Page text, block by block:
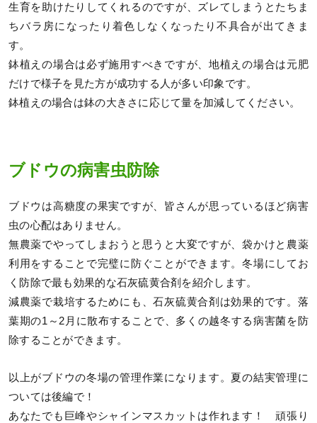
生育を助けたりしてくれるのですが、ズレてしまうとたちま
ちバラ房になったり着色しなくなったり不具合が出てきま
す。
鉢植えの場合は必ず施用すべきですが、地植えの場合は元肥
だけで様子を見た方が成功する人が多い印象です。
鉢植えの場合は鉢の大きさに応じて量を加減してください。
ブドウの病害虫防除
ブドウは高糖度の果実ですが、皆さんが思っているほど病害
虫の心配はありません。
無農薬でやってしまおうと思うと大変ですが、袋かけと農薬
利用をすることで完璧に防ぐことができます。冬場にしてお
く防除で最も効果的な石灰硫黄合剤を紹介します。
減農薬で栽培するためにも、石灰硫黄合剤は効果的です。落
葉期の1～2月に散布することで、多くの越冬する病害菌を防
除することができます。
以上がブドウの冬場の管理作業になります。夏の結実管理に
ついては後編で！
あなたでも巨峰やシャインマスカットは作れます！ 頑張り